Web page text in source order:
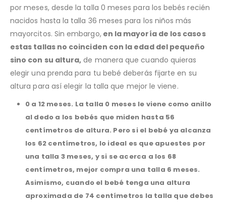
por meses, desde la talla 0 meses para los bebés recién
nacidos hasta la talla 36 meses para los niños más
mayorcitos. Sin embargo,en la mayoría de los casos
estas tallas no coinciden con la edad del pequeño
sino con su altura, de manera que cuando quieras
elegir una prenda para tu bebé deberás fijarte en su
altura para así elegir la talla que mejor le viene.
0 a 12 meses. La talla 0 meses le viene como anillo
al dedo a los bebés que miden hasta 56
centímetros de altura. Pero si el bebé ya alcanza
los 62 centímetros, lo ideal es que apuestes por
una talla 3 meses, y si se acerca a los 68
centímetros, mejor compra una talla 6 meses.
Asimismo, cuando el bebé tenga una altura
aproximada de 74 centímetros la talla que debes